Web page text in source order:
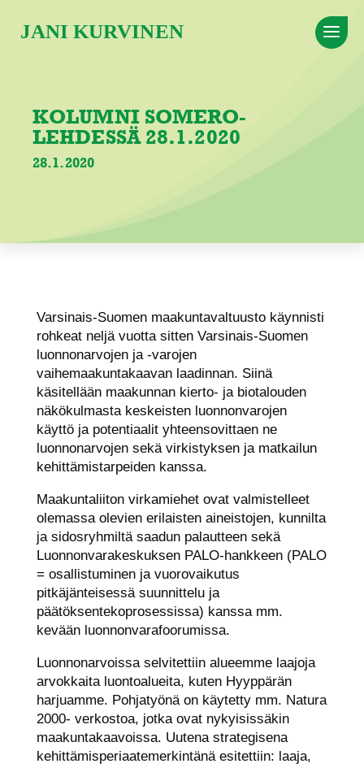
KOLUMNI SOMERO-
LEHDESSÄ 28.1.2020
28.1.2020
Varsinais-Suomen maakuntavaltuusto käynnisti
rohkeat neljä vuotta sitten Varsinais-Suomen
luonnonarvojen ja -varojen
vaihemaakuntakaavan laadinnan. Siinä
käsitellään maakunnan kierto- ja biotalouden
näkökulmasta keskeisten luonnonvarojen
käyttö ja potentiaalit yhteensovittaen ne
luonnonarvojen sekä virkistyksen ja matkailun
kehittämistarpeiden kanssa.
Maakuntaliiton virkamiehet ovat valmistelleet
olemassa olevien erilaisten aineistojen, kunnilta
ja sidosryhmiltä saadun palautteen sekä
Luonnonvarakeskuksen PALO-hankkeen (PALO
= osallistuminen ja vuorovaikutus
pitkäjänteisessä suunnittelu ja
päätöksentekoprosessissa) kanssa mm.
kevään luonnonvarafoorumissa.
Luonnonarvoissa selvitettiin alueemme laajoja
arvokkaita luontoalueita, kuten Hyyppärän
harjuamme. Pohjatyönä on käytetty mm. Natura
2000- verkostoa, jotka ovat nykyisissäkin
maakuntakaavoissa. Uutena strategisena
kehittämisperiaatemerkintänä esitettiin: laaja,